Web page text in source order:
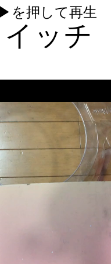
ッチ
を押して再生